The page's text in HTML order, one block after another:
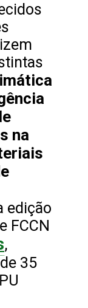
na
edição
FCCN
,
35